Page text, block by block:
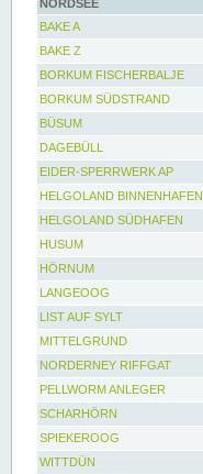
NORDSEE
BAKE A
BAKE Z
BORKUM FISCHERBALJE
BORKUM SÜDSTRAND
BÜSUM
DAGEBÜLL
EIDER-SPERRWERK AP
HELGOLAND BINNENHAFEN
HELGOLAND SÜDHAFEN
HUSUM
HÖRNUM
LANGEOOG
LIST AUF SYLT
MITTELGRUND
NORDERNEY RIFFGAT
PELLWORM ANLEGER
SCHARHÖRN
SPIEKEROOG
WITTDÜN